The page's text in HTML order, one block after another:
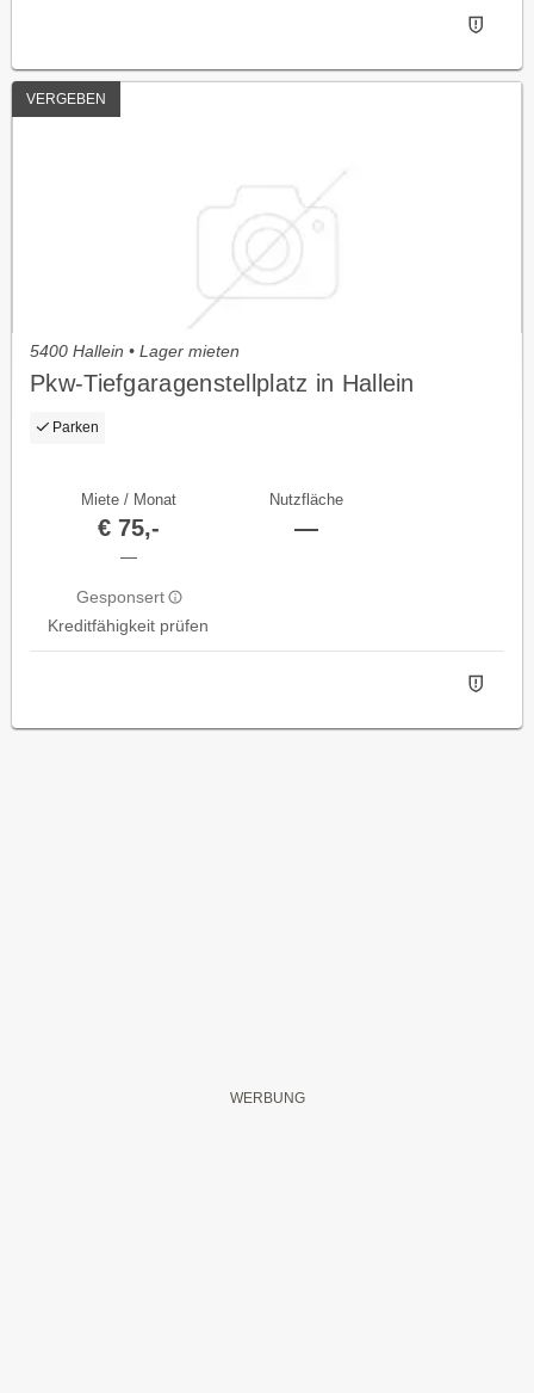
VERGEBEN
5400 Hallein • Lager mieten
Pkw-Tiefgaragenstellplatz in Hallein
Parken
Miete / Monat
€ 75,-
—
Gesponsert
Kreditfähigkeit prüfen
Nutzfläche
—